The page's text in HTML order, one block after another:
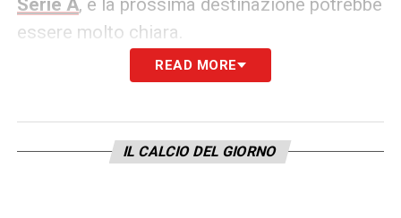
essere molto chiara.
Secondo quanto riportato dalla
hanno avviato le prime trattative per
READ MORE
IL CALCIO DEL GIORNO